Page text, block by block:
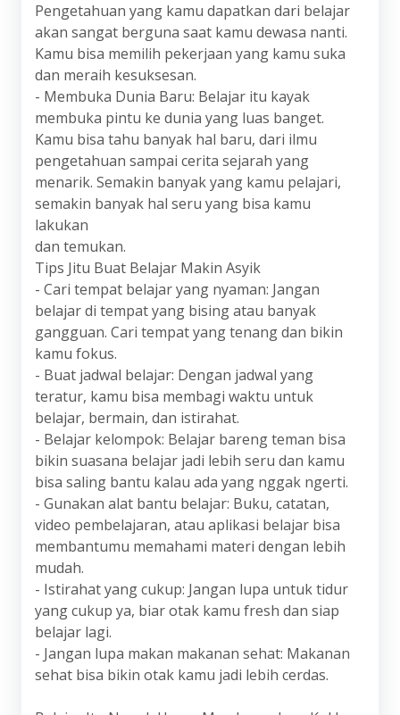
Pengetahuan yang kamu dapatkan dari belajar
akan sangat berguna saat kamu dewasa nanti.
Kamu bisa memilih pekerjaan yang kamu suka
dan meraih kesuksesan.
- Membuka Dunia Baru: Belajar itu kayak
membuka pintu ke dunia yang luas banget.
Kamu bisa tahu banyak hal baru, dari ilmu
pengetahuan sampai cerita sejarah yang
menarik. Semakin banyak yang kamu pelajari,
semakin banyak hal seru yang bisa kamu
lakukan
dan temukan.
Tips Jitu Buat Belajar Makin Asyik
- Cari tempat belajar yang nyaman: Jangan
belajar di tempat yang bising atau banyak
gangguan. Cari tempat yang tenang dan bikin
kamu fokus.
- Buat jadwal belajar: Dengan jadwal yang
teratur, kamu bisa membagi waktu untuk
belajar, bermain, dan istirahat.
- Belajar kelompok: Belajar bareng teman bisa
bikin suasana belajar jadi lebih seru dan kamu
bisa saling bantu kalau ada yang nggak ngerti.
- Gunakan alat bantu belajar: Buku, catatan,
video pembelajaran, atau aplikasi belajar bisa
membantumu memahami materi dengan lebih
mudah.
- Istirahat yang cukup: Jangan lupa untuk tidur
yang cukup ya, biar otak kamu fresh dan siap
belajar lagi.
- Jangan lupa makan makanan sehat: Makanan
sehat bisa bikin otak kamu jadi lebih cerdas.